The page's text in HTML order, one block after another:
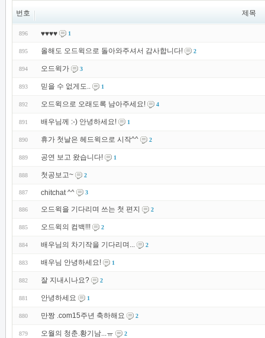
번호 제목
896 ♥♥♥♥ 1
895 올해도 오드윅으로 돌아와주셔서 감사합니다! 2
894 오드윅가 3
893 믿을 수 없게도.. 1
892 오드윅으로 오래도록 남아주세요! 4
891 배우님께 :-) 안녕하세요! 1
890 휴가 첫날은 헤드윅으로 시작^^ 2
889 공연 보고 왔습니다! 1
888 첫공보고~ 2
887 chitchat ^^ 3
886 오드윅을 기다리며 쓰는 첫 편지 2
885 오드윅의 컴백!!! 2
884 배우님의 차기작을 기다리며... 2
883 배우님 안녕하세요! 1
882 잘 지내시나요? 2
881 안녕하세요 1
880 만짱 .com15주년 축하해요 2
879 오월의 청춘.황기남...ㅠ 2